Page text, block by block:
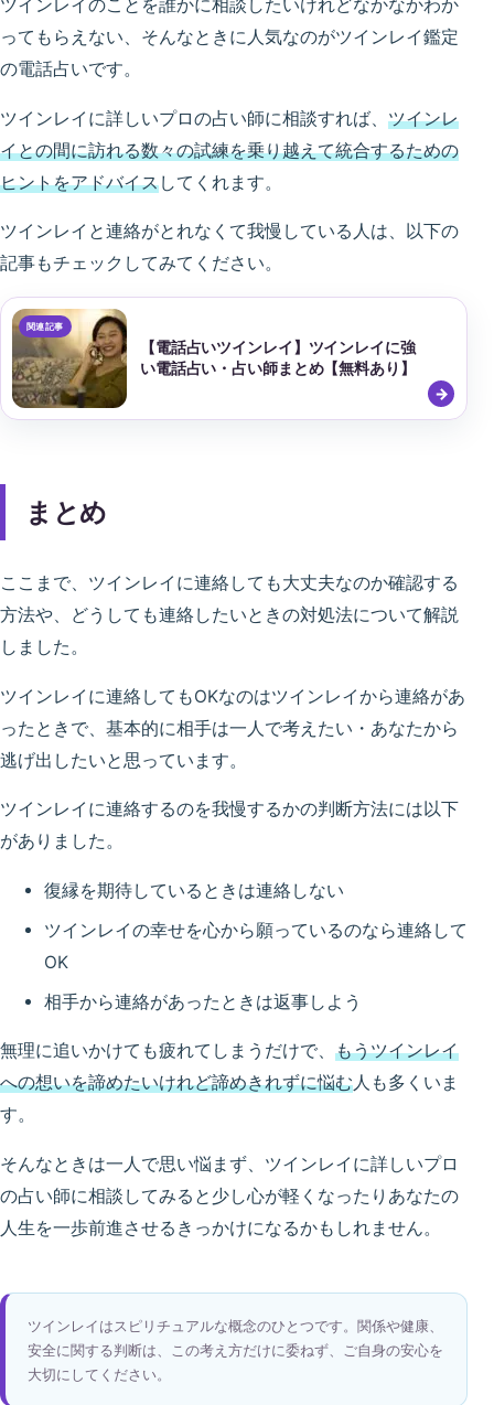
ツインレイのことを誰かに相談したいけれどなかなかわか
ってもらえない、そんなときに人気なのがツインレイ鑑定
の電話占いです。
ツインレイに詳しいプロの占い師に相談すれば、 ツインレ
イとの間に訪れる数々の試練を乗り越えて統合するための
ヒントをアドバイスしてくれます。
ツインレイと連絡がとれなくて我慢している人は、以下の
記事もチェックしてみてください。
【電話占いツインレイ】ツインレイに強
い電話占い・占い師まとめ【無料あり】
まとめ
ここまで、ツインレイに連絡しても大丈夫なのか確認する
方法や、どうしても連絡したいときの対処法について解説
しました。
ツインレイに連絡してもOKなのはツインレイから連絡があ
ったときで、基本的に相手は一人で考えたい・あなたから
逃げ出したいと思っています。
ツインレイに連絡するのを我慢するかの判断方法には以下
がありました。
復縁を期待しているときは連絡しない
ツインレイの幸せを心から願っているのなら連絡して
OK
相手から連絡があったときは返事しよう
無理に追いかけても疲れてしまうだけで、 もうツインレイ
への想いを諦めたいけれど諦めきれずに悩む人も多くいま
す。
そんなときは一人で思い悩まず、ツインレイに詳しいプロ
の占い師に相談してみると少し心が軽くなったりあなたの
人生を一歩前進させるきっかけになるかもしれません。
ツインレイはスピリチュアルな概念のひとつです。関係や健康、
安全に関する判断は、この考え方だけに委ねず、ご自身の安心を
大切にしてください。